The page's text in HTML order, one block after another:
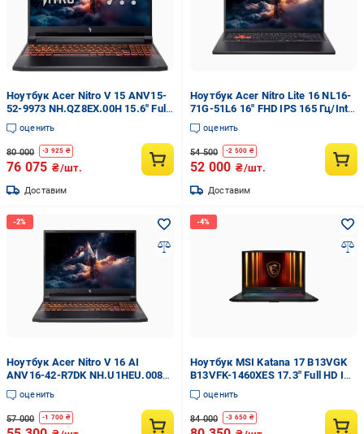
Ноутбук Acer Nitro V 15 ANV15-
52-9973 NH.QZ8EX.00H 15.6" Full
HD IPS 165 Гц/Intel Core i9-
13900H до 5.4 ГГц/16 ГБ
RAM/SSD 1 ТБ
оценить
80 000 -3 925 ₴
76 075 ₴/шт.
Доставим
Ноутбук Acer Nitro Lite 16 NL16-
71G-51L6 16" FHD IPS 165 Гц/Intel
Core i5-13420H/RAM 16 ГБ/SSD
512 ГБ/NVIDIA GeForce RTX 4050
6 ГБ/Free DOS
оценить
54 500 -2 500 ₴
52 000 ₴/шт.
Доставим
Ноутбук Acer Nitro V 16 AI
ANV16-42-R7DK NH.U1HEU.008
16" IPS FHD 180 Гц/AMD Ryzen 5
240 до 5.0 ГГц/RAM 16 ГБ
DDR5/SSD 512 ГБ
оценить
57 000 -1 700 ₴
Ноутбук MSI Katana 17 B13VGK
B13VFK-1460XES 17.3" Full HD IPS
144 Гц Intel Core i7-13620H 16 ГБ
DDR5 SSD 1 ТБ
оценить
84 000 -3 650 ₴